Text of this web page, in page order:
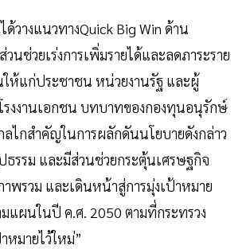
วางแนวทางQuick Big Win ด้าน
นช่วยเร่งการเพิ่มรายได้และลดภาระราย
ให้แก่ประชาชน หน่วยงานรัฐ และผู้
รงงานเอกชน บทบาทของกองทุนอนุรักษ์
ไกสำคัญในการผลักดันนโยบายดังกล่าว
ธรรม และมีส่วนช่วยกระตุ้นเศรษฐกิจ
พรวม และเดินหน้าสู่การมุ่งเป้าหมาย
แผนในปี ค.ศ. 2050 ตามที่กระทรวง
หมายไว้ใหม่”